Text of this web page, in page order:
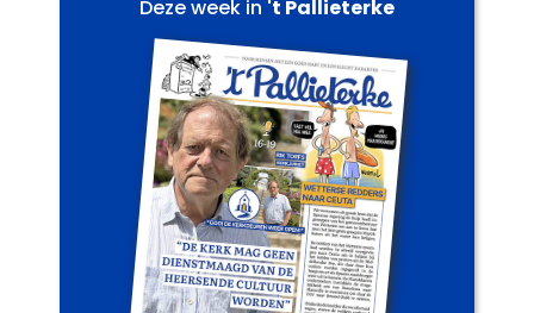
Deze week in 't Pallieterke